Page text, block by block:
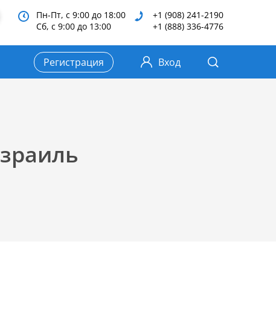
Пн-Пт, с 9:00 до 18:00
Сб, с 9:00 до 13:00
+1 (908) 241-2190
+1 (888) 336-4776
Регистрация Вход